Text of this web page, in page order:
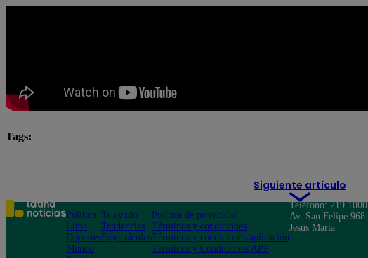
Tags:
Siguiente artículo
Política
Lima
Deportes
Mundo
Te ayudo
Tendencias
Espectáculos
Política de privacidad
Términos y condiciones
Términos y condiciones aplicación
Términos y Condiciones APP
Teléfono: 219 1000
Av. San Felipe 968
Jesús María